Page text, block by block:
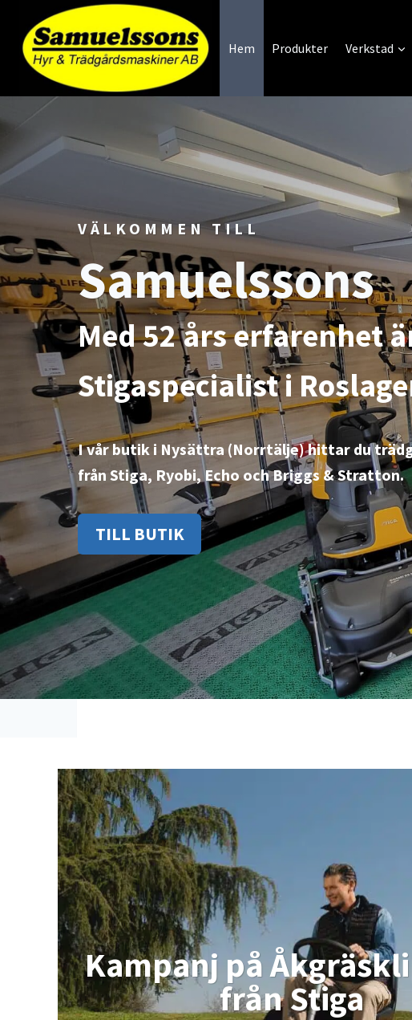
content
Hem Produkter Verkstad
VÄLKOMMEN TILL
Samuelssons
Med 52 års erfarenhet
Stigaspecialist i
I vår butik i Nysättra (Norrtälje) hittar du
från Stiga, Ryobi, Echo och Briggs & Stratton.
TILL BUTIK
Kampanj på
från Stiga